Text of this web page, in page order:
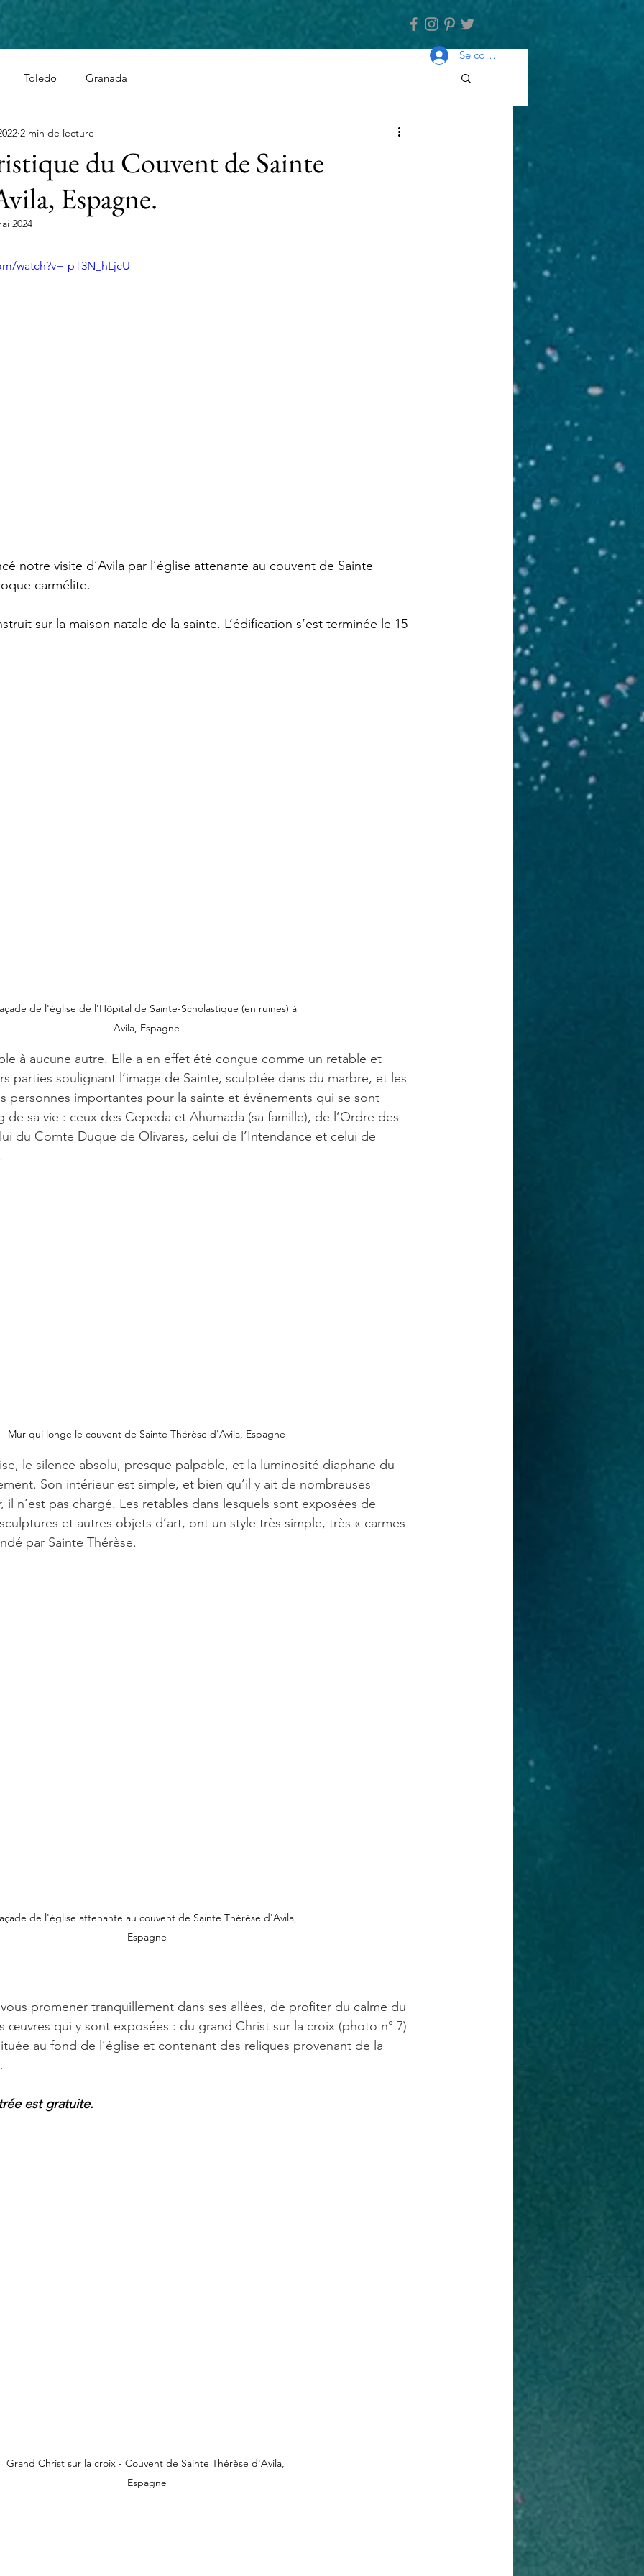
Se connecter
Toledo
Granada
du Couvent de Sainte
Espagne.
2 min de lecture
2024
watch?v=-pT3N_hLjcU
notre visite d’Avila par l’église attenante au couvent de Sainte
carmélite.
sur la maison natale de la sainte. L’édification s’est terminée le 15
de l'église de l'Hôpital de Sainte-Scholastique (en ruines) à
Avila, Espagne
à aucune autre. Elle a en effet été conçue comme un retable et
parties soulignant l’image de Sainte, sculptée dans du marbre, et les
personnes importantes pour la sainte et événements qui se sont
sa vie : ceux des Cepeda et Ahumada (sa famille), de l’Ordre des
du Comte Duque de Olivares, celui de l’Intendance et celui de
Mur qui longe le couvent de Sainte Thérèse d'Avila, Espagne
le silence absolu, presque palpable, et la luminosité diaphane du
Son intérieur est simple, et bien qu’il y ait de nombreuses
n’est pas chargé. Les retables dans lesquels sont exposées de
et autres objets d’art, ont un style très simple, très « carmes
par Sainte Thérèse.
de l'église attenante au couvent de Sainte Thérèse d'Avila,
Espagne
promener tranquillement dans ses allées, de profiter du calme du
œuvres qui y sont exposées : du grand Christ sur la croix (photo n° 7)
au fond de l’église et contenant des reliques provenant de la
est gratuite.
Grand Christ sur la croix - Couvent de Sainte Thérèse d'Avila,
Espagne